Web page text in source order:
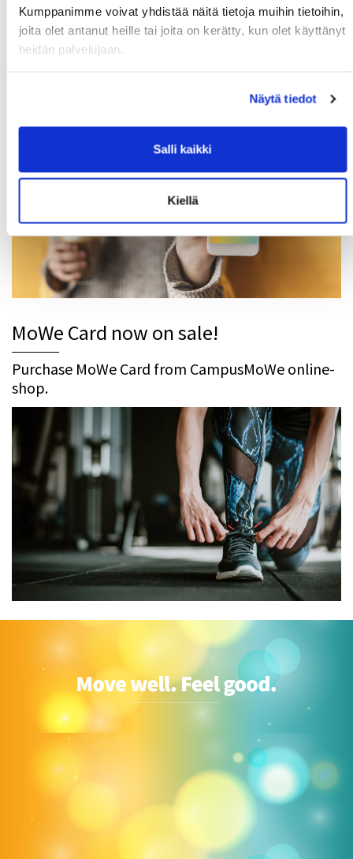
Kumppanimme voivat yhdistää näitä tietoja muihin tietoihin,
joita olet antanut heille tai joita on kerätty, kun olet käyttänyt
heidän palvelujaan.
Näytä tiedot
Salli kaikki
Kiellä
Download CampusMoWe-application
phone from AppStore or Play-store.
MoWe Card now on sale!
Purchase MoWe Card from CampusMoWe online-
shop.